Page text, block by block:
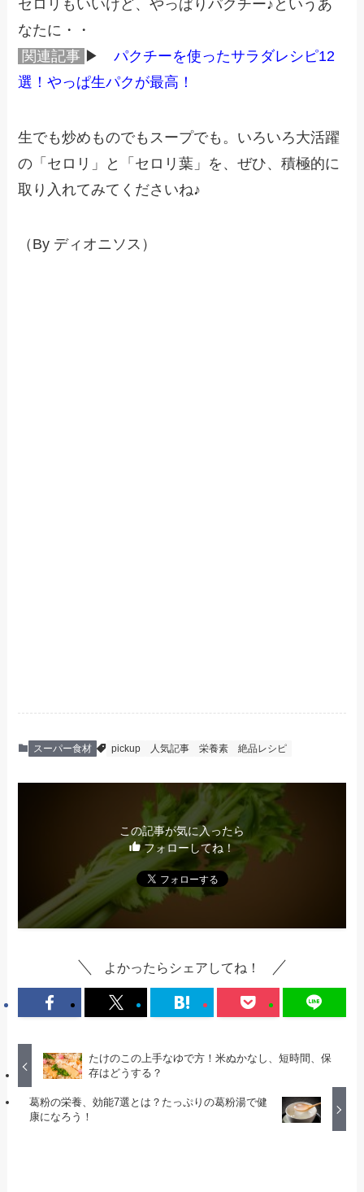
セロリもいいけど、やっぱりパクチー♪というあ
なたに・・
関連記事 ▶パクチーを使ったサラダレシピ12
選！やっぱ生パクが最高！
生でも炒めものでもスープでも。いろいろ大活躍
の「セロリ」と「セロリ葉」を、ぜひ、積極的に
取り入れてみてくださいね♪
（By ディオニソス）
スーパー食材 pickup 人気記事 栄養素 絶品レシピ
この記事が気に入ったら
フォローしてね！
よかったらシェアしてね！
たけのこの上手なゆで方！米ぬかなし、短時間、保
存はどうする？
葛粉の栄養、効能7選とは？たっぷりの葛粉湯で健
康になろう！